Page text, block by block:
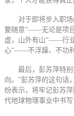
对于即将步入职
要随意”——无论是项
虚，山外有山”——行
心”——不浮躁、不功
最后，彭苏萍特
向。”彭苏萍的这句话
纷表示，将牢记彭苏
代地球物理事业中书写